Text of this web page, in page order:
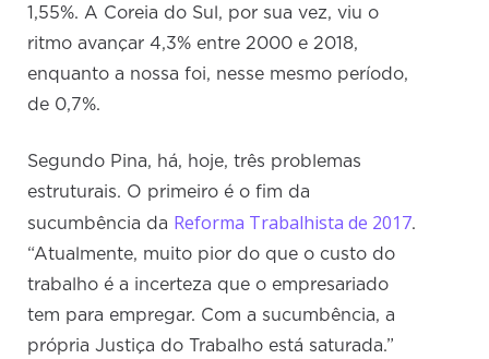
1,55%. A Coreia do Sul, por sua vez, viu o
ritmo avançar 4,3% entre 2000 e 2018,
enquanto a nossa foi, nesse mesmo período,
de 0,7%.
Segundo Pina, há, hoje, três problemas
estruturais. O primeiro é o fim da
sucumbência da Reforma Trabalhista de 2017.
“Atualmente, muito pior do que o custo do
trabalho é a incerteza que o empresariado
tem para empregar. Com a sucumbência, a
própria Justiça do Trabalho está saturada.”